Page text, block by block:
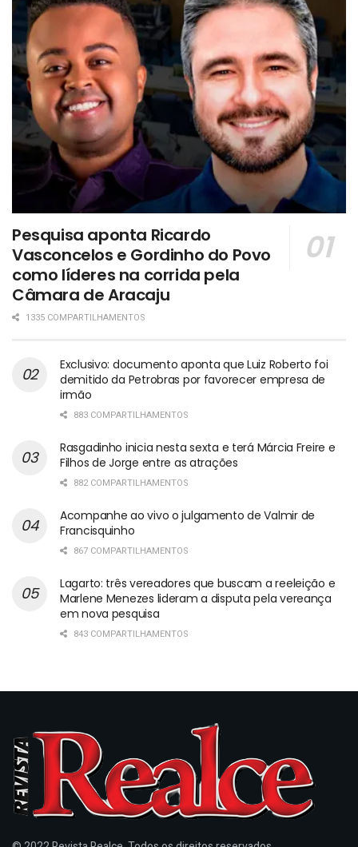
Pesquisa aponta Ricardo
Vasconcelos e Gordinho do Povo
como líderes na corrida pela
Câmara de Aracaju
1335 COMPARTILHAMENTOS
Exclusivo: documento aponta que Luiz Roberto foi
demitido da Petrobras por favorecer empresa de
irmão
883 COMPARTILHAMENTOS
Rasgadinho inicia nesta sexta e terá Márcia Freire e
Filhos de Jorge entre as atrações
882 COMPARTILHAMENTOS
Acompanhe ao vivo o julgamento de Valmir de
Francisquinho
867 COMPARTILHAMENTOS
Lagarto: três vereadores que buscam a reeleição e
Marlene Menezes lideram a disputa pela vereança
em nova pesquisa
843 COMPARTILHAMENTOS